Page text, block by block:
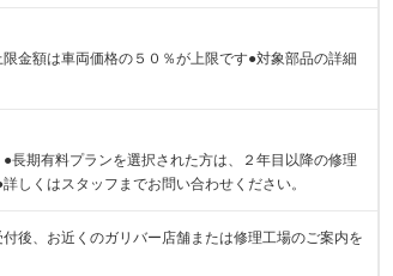
金額は車両価格の５０％が上限です●対象部品の詳細
長期有料プランを選択された方は、２年目以降の修理
しくはスタッフまでお問い合わせください。
後、お近くのガリバー店舗または修理工場のご案内を